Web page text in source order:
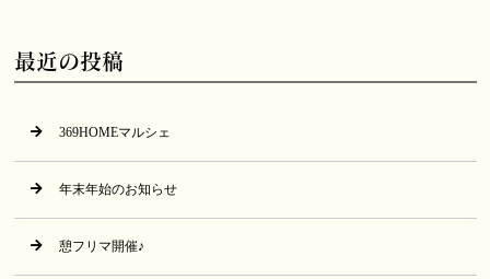
最近の投稿
369HOMEマルシェ
年末年始のお知らせ
憩フリマ開催♪